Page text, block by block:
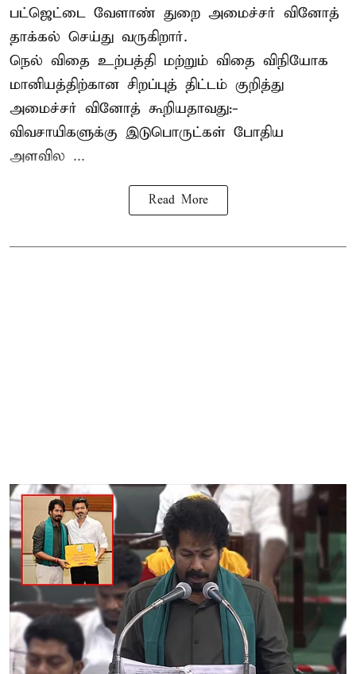
பட்ஜெட்டை வேளாண் துறை அமைச்சர் வினோத்
தாக்கல் செய்து வருகிறார்.
நெல் விதை உற்பத்தி மற்றும் விதை விநியோக
மானியத்திற்கான சிறப்புத் திட்டம் குறித்து
அமைச்சர் வினோத் கூறியதாவது:-
விவசாயிகளுக்கு இடுபொருட்கள் போதிய
அளவில ...
Read More